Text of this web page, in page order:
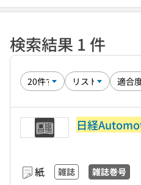
検索結果 1 件
日経
紙 雑誌 雑誌巻号